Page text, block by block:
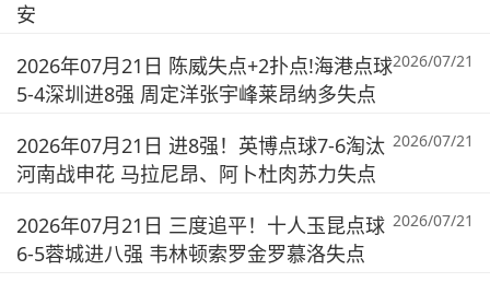
安
2026年07月21日 陈威失点+2扑点!海港点球
5-4深圳进8强 周定洋张宇峰莱昂纳多失点
2026/07/21
2026年07月21日 进8强！英博点球7-6淘汰
河南战申花 马拉尼昂、阿卜杜肉苏力失点
2026/07/21
2026年07月21日 三度追平！十人玉昆点球
6-5蓉城进八强 韦林顿索罗金罗慕洛失点
2026/07/21